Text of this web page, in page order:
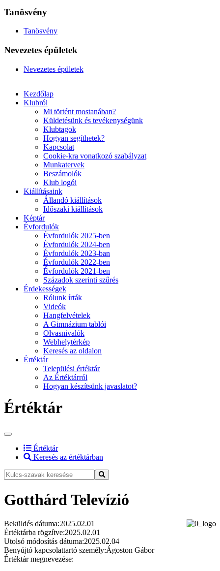
Tanösvény
Tanösvény
Nevezetes épületek
Nevezetes épületek
Kezdőlap
Klubról
Mi történt mostanában?
Küldetésünk és tevékenységünk
Klubtagok
Hogyan segíthetek?
Kapcsolat
Cookie-kra vonatkozó szabályzat
Munkatervek
Beszámolók
Klub logói
Kiállításaink
Állandó kiállítások
Időszaki kiállítások
Képtár
Évfordulók
Évfordulók 2025-ben
Évfordulók 2024-ben
Évfordulók 2023-ban
Évfordulók 2022-ben
Évfordulók 2021-ben
Századok szerinti szűrés
Érdekességek
Rólunk írták
Videók
Hangfelvételek
A Gimnázium tablói
Olvasnivalók
Webhelytérkép
Keresés az oldalon
Értéktár
Települési értéktár
Az Értéktárról
Hogyan készítsünk javaslatot?
Értéktár
Értéktár
Keresés az értéktárban
Gotthárd Televízió
Beküldés dátuma:2025.02.01
Értéktárba rögzítve:2025.02.01
Utolsó módosítás dátuma:2025.02.04
Benyújtó kapcsolattartó személy:Ágoston Gábor
Értéktár megnevezése: